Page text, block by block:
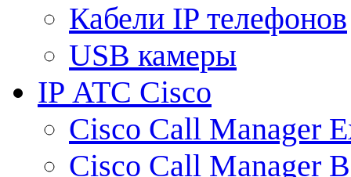
Кабели IP телефонов
USB камеры
IP АТС Cisco
Cisco Call Manager
Cisco Call Manager